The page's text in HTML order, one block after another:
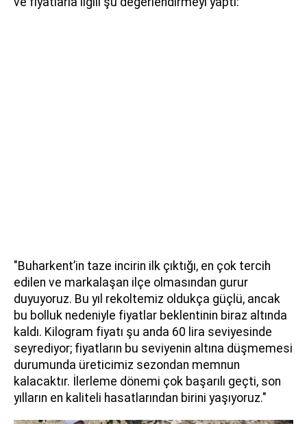
"Buharkent’in taze incirin ilk çıktığı, en çok tercih
edilen ve markalaşan ilçe olmasından gurur
duyuyoruz. Bu yıl rekoltemiz oldukça güçlü, ancak
bu bolluk nedeniyle fiyatlar beklentinin biraz altında
kaldı. Kilogram fiyatı şu anda 60 lira seviyesinde
seyrediyor; fiyatların bu seviyenin altına düşmemesi
durumunda üreticimiz sezondan memnun
kalacaktır. İlerleme dönemi çok başarılı geçti, son
yılların en kaliteli hasatlarından birini yaşıyoruz."